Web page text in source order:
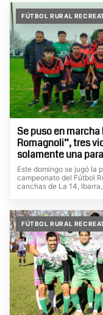
FÚTBOL RURAL
Se puso en
Romagnoli”, tres
solamente una
Este domingo se jugó la
campeonato del Fútbol
canchas de La 14,
FÚTBOL RURAL